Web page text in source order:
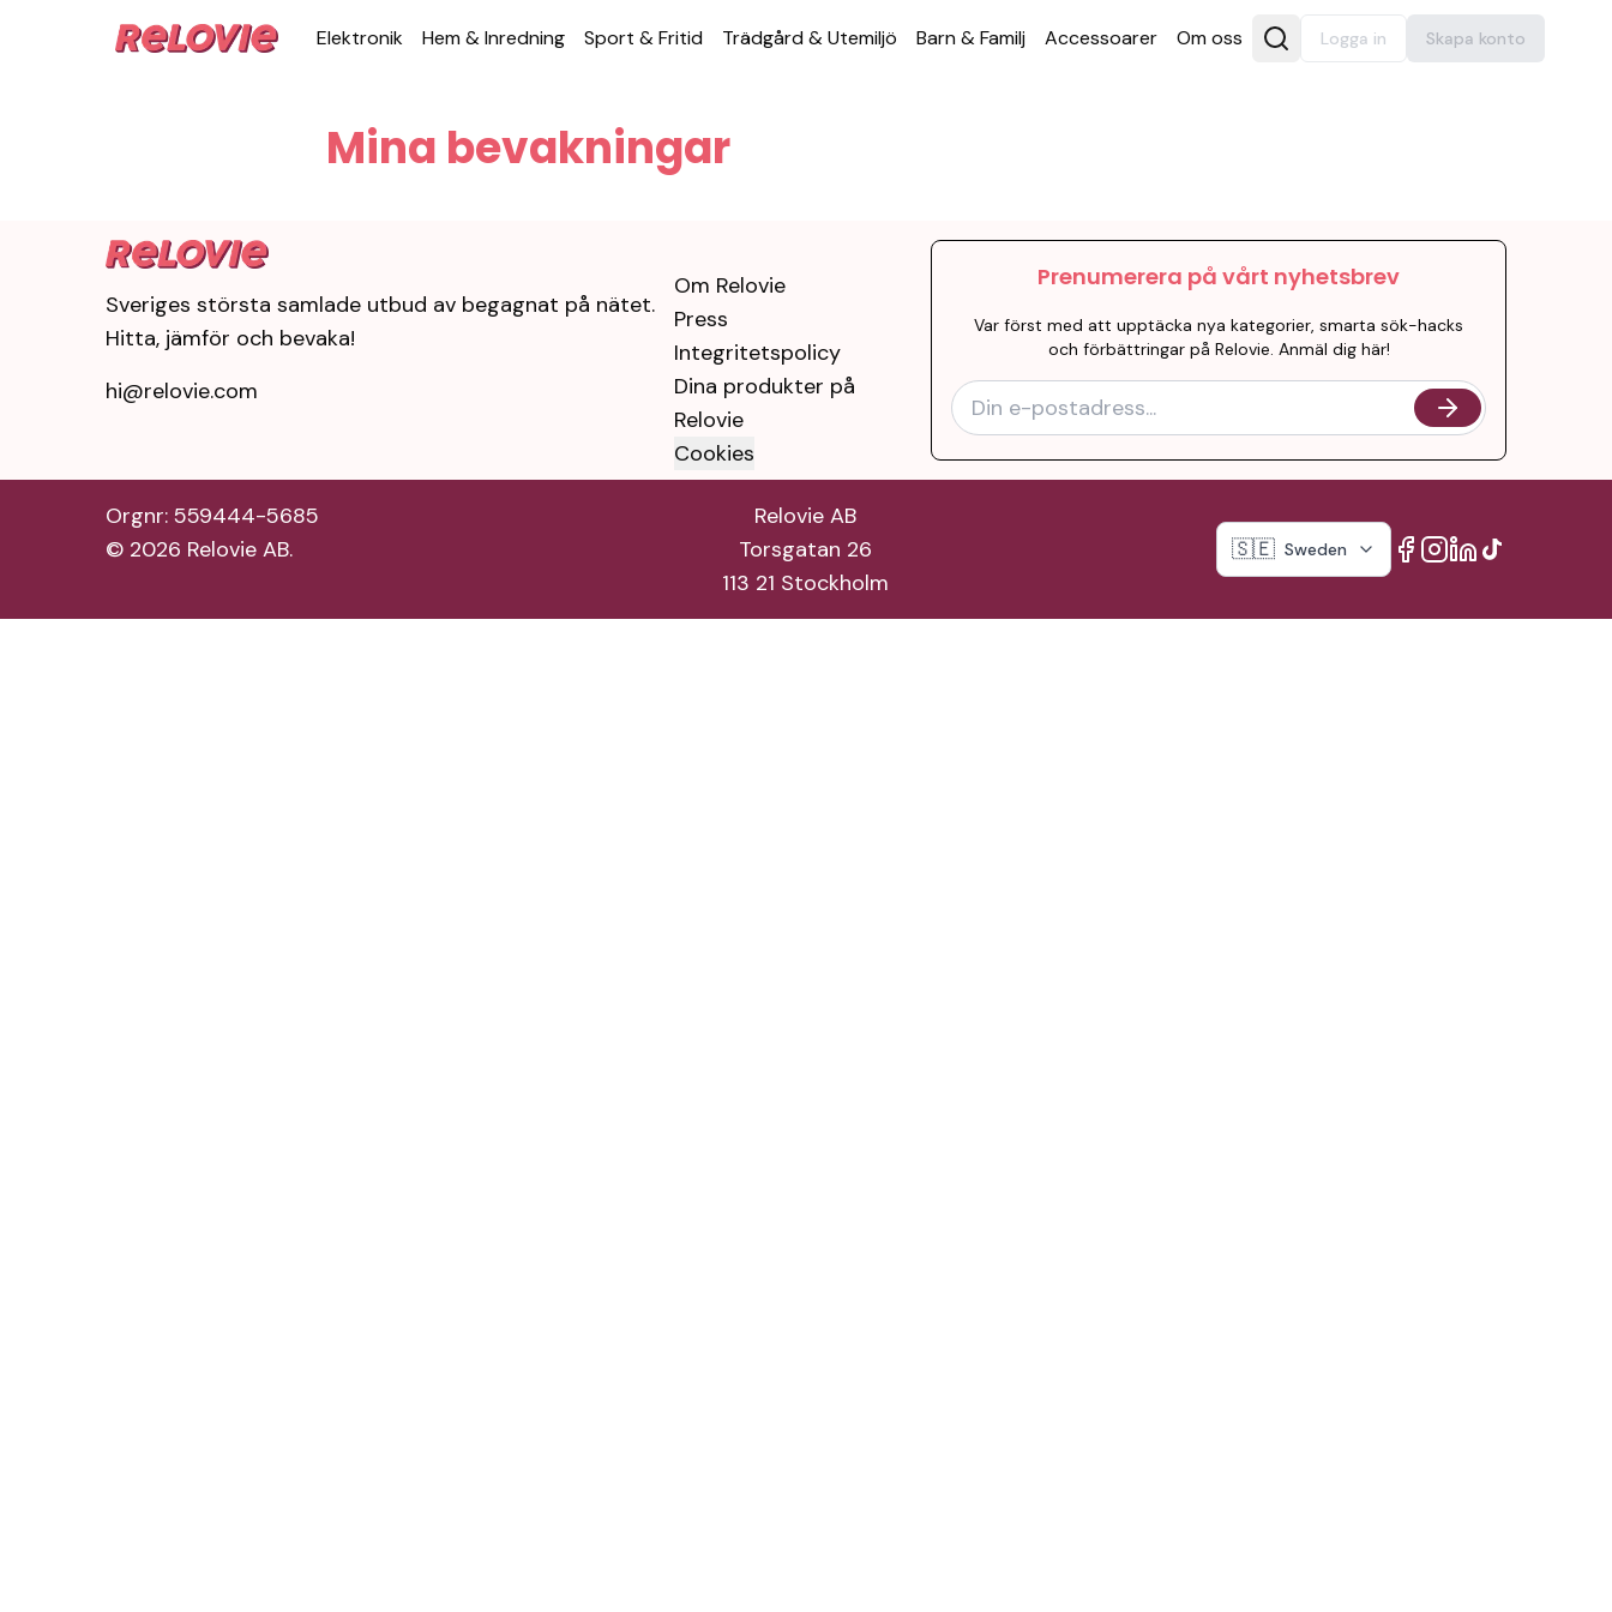
Elek­tronik Hem & Inred­ning Sport & Fritid Trädgård & Utemiljö Barn & Familj Acces­soarer Om oss Logga in Skapa konto
Mina bevakningar
Sveriges största samlade utbud av begagnat på nätet.
Hitta, jämför och bevaka!
hi@relovie.com
Om Relovie
Press
Integritetspolicy
Dina produkter på
Relovie
Cookies
Prenumerera på vårt nyhetsbrev
Var först med att upptäcka nya kategorier, smarta sök-hacks
och förbättringar på Relovie. Anmäl dig här!
Orgnr: 559444-5685
© 2026 Relovie AB.
Relovie AB
Torsgatan 26
113 21 Stockholm
🇸🇪 Sweden